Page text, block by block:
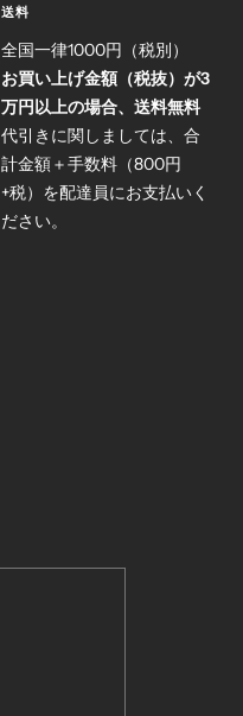
送料
全国一律1000円（税別）
お買い上げ金額（税抜）が3
万円以上の場合、送料無料
代引きに関しましては、合
計金額＋手数料（800円
+税）を配達員にお支払いく
ださい。